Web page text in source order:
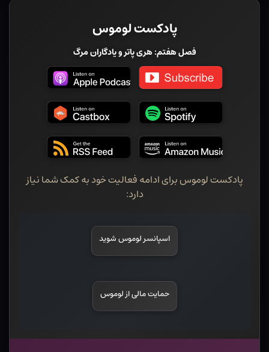
پادکست لوموس
فصل هفتم: هری پاتر و یادگاران مرگ
پادکست لوموس برای ادامه فعالیت خود به کمک شما نیاز
دارد:
اسپانسر لوموس شوید
حمایت مالی از لوموس